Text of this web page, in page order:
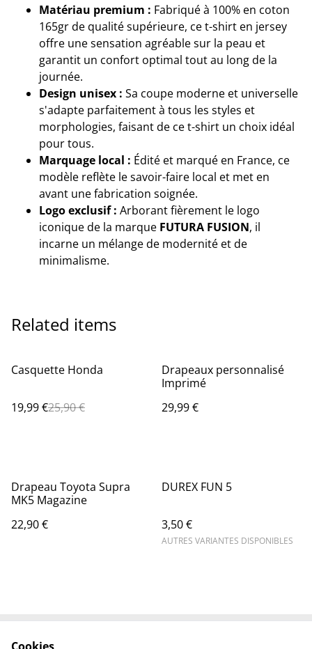
Matériau premium : Fabriqué à 100% en coton
165gr de qualité supérieure, ce t-shirt en jersey
offre une sensation agréable sur la peau et
garantit un confort optimal tout au long de la
journée.
Design unisex : Sa coupe moderne et universelle
s'adapte parfaitement à tous les styles et
morphologies, faisant de ce t-shirt un choix idéal
pour tous.
Marquage local : Édité et marqué en France, ce
modèle reflète le savoir-faire local et met en
avant une fabrication soignée.
Logo exclusif : Arborant fièrement le logo
iconique de la marque FUTURA FUSION, il
incarne un mélange de modernité et de
minimalisme.
Related items
%
Casquette Honda
19,99 €25,90 €
Drapeaux personnalisé
Imprimé
29,99 €
Drapeau Toyota Supra
MK5 Magazine
22,90 €
DUREX FUN 5
3,50 €
AUTRES VARIANTES DISPONIBLES